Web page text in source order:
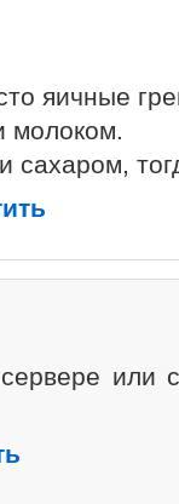
яичные
молоком.
сахаром,
или